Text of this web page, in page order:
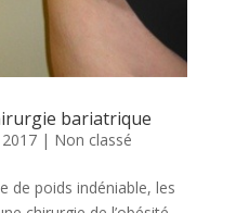
bariatrique
| Non classé
de poids indéniable, les